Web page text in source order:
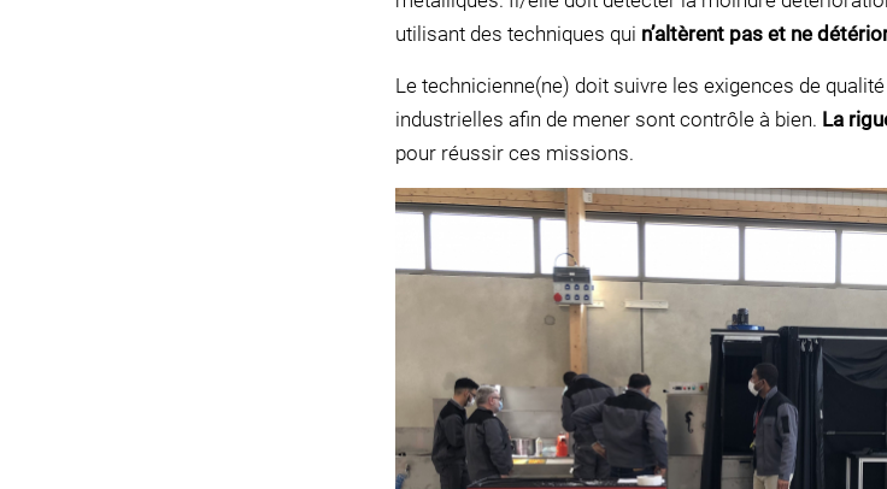
utilisant des techniques qui n’altèrent pas et ne
Le technicienne(ne) doit suivre les exigences de
industrielles afin de mener sont contrôle à bien. La
pour réussir ces missions.